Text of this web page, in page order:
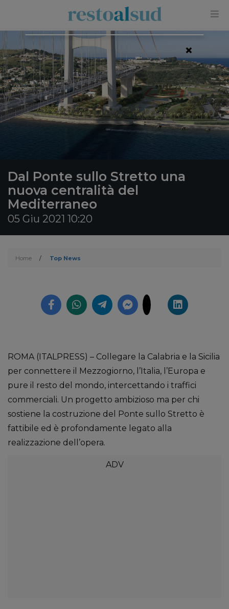
Dal Ponte sullo Stretto una
nuova centralità del
Mediterraneo
05 Giu 2021 10:20
Home / Top News
ROMA (ITALPRESS) – Collegare la Calabria e la Sicilia
per connettere il Mezzogiorno, l’Italia, l’Europa e
pure il resto del mondo, intercettando i traffici
commerciali. Un progetto ambizioso ma per chi
sostiene la costruzione del Ponte sullo Stretto è
fattibile ed è profondamente legato alla
realizzazione dell’opera.
×